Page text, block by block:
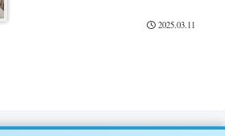
2025.03.11